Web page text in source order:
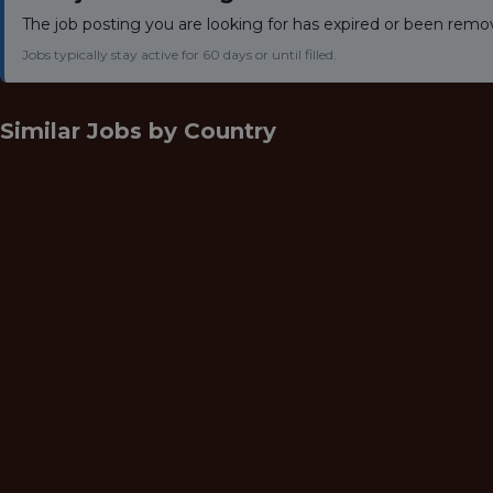
The job posting you are looking for has expired or been
Jobs typically stay active for 60 days or until filled.
Similar Jobs by Country